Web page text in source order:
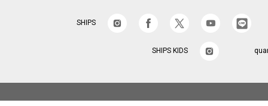
SHIPS
SHIPS KIDS